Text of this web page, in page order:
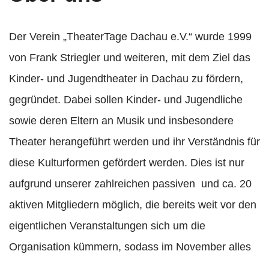
Der Verein „TheaterTage Dachau e.V.“ wurde 1999
von Frank Striegler und weiteren, mit dem Ziel das
Kinder- und Jugendtheater in Dachau zu fördern,
gegründet. Dabei sollen Kinder- und Jugendliche
sowie deren Eltern an Musik und insbesondere
Theater herangeführt werden und ihr Verständnis für
diese Kulturformen gefördert werden. Dies ist nur
aufgrund unserer zahlreichen passiven und ca. 20
aktiven Mitgliedern möglich, die bereits weit vor den
eigentlichen Veranstaltungen sich um die
Organisation kümmern, sodass im November alles